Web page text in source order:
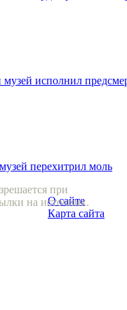
музей исполнил
перехитрил моль
при
на источник.
О сайте
Карта сайта